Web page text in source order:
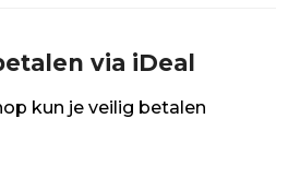
via iDeal
kun je veilig betalen